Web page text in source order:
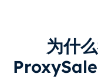
为什